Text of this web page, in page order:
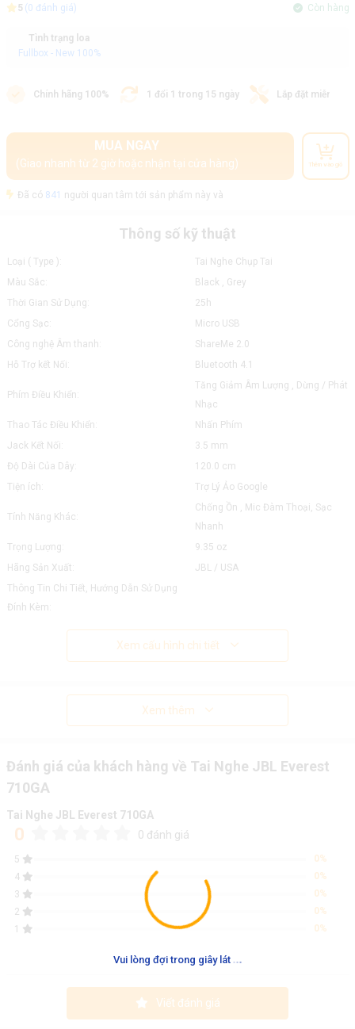
Vui lòng đợi trong giây lát ...
5 (0 đánh giá) Còn hàng
Tình trạng loa
Fullbox - New 100%
Chính hãng 100% 1 đổi 1 trong 15 ngày Lắp đặt miễn phí
MUA NGAY
(Giao nhanh từ 2 giờ hoặc nhận tại cửa hàng) Thêm vào giỏ
Đã có 841 người quan tâm tới sản phẩm này và
Thông số kỹ thuật
Loại ( Type ):
Tai Nghe Chụp Tai
Màu Sắc:
Black , Grey
Thời Gian Sử Dụng:
25h
Cổng Sạc:
Micro USB
Công nghệ Âm thanh:
ShareMe 2.0
Hỗ Trợ kết Nối:
Bluetooth 4.1
Phím Điều Khiển:
Tăng Giảm Âm Lượng , Dừng / Phát
Nhạc
Thao Tác Điều Khiển:
Nhấn Phím
Jack Kết Nối:
3.5 mm
Độ Dài Của Dây:
120.0 cm
Tiện ích:
Trợ Lý Ảo Google
Tính Năng Khác:
Chống Ồn , Mic Đàm Thoại, Sạc
Nhanh
Trọng Lượng:
9.35 oz
Hãng Sản Xuất:
JBL / USA
Thông Tin Chi Tiết, Hướng Dẫn Sử Dụng
Đính Kèm:
Xem cấu hình chi tiết
Xem thêm
Đánh giá của khách hàng về Tai Nghe JBL Everest
710GA
Tai Nghe JBL Everest 710GA
0 0 đánh giá
5
0%
4
0%
3
0%
2
0%
1
0%
Viết đánh giá